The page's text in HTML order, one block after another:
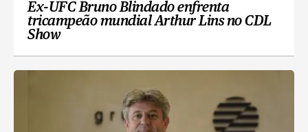
Ex-UFC Bruno Blindado enfrenta
tricampeão mundial Arthur Lins no CDL
Show